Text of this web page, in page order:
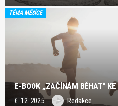
TÉMA MĚSÍCE
E-BOOK „ZAČÍNÁM BĚHAT“
6. 12. 2025 Redakce